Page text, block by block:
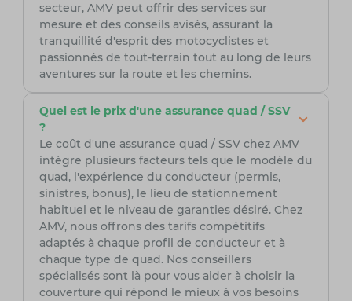
secteur, AMV peut offrir des services sur
mesure et des conseils avisés, assurant la
tranquillité d'esprit des motocyclistes et
passionnés de tout-terrain tout au long de leurs
aventures sur la route et les chemins.
Quel est le prix d'une assurance quad / SSV
?
Le coût d'une assurance quad / SSV chez AMV
intègre plusieurs facteurs tels que le modèle du
quad, l'expérience du conducteur (permis,
sinistres, bonus), le lieu de stationnement
habituel et le niveau de garanties désiré. Chez
AMV, nous offrons des tarifs compétitifs
adaptés à chaque profil de conducteur et à
chaque type de quad. Nos conseillers
spécialisés sont là pour vous aider à choisir la
couverture qui répond le mieux à vos besoins